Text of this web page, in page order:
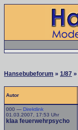
Hansebubeforum » 1/87 »
Autor
000 — Direktlink
01.03.2007, 17:53 Uhr
klaa feuerwehrpsycho